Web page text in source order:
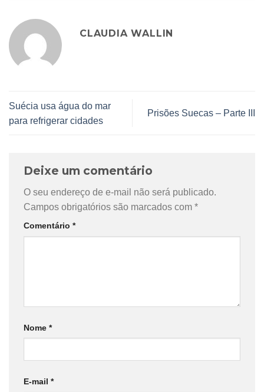
CLAUDIA WALLIN
Suécia usa água do mar
para refrigerar cidades
Prisões Suecas – Parte III
Deixe um comentário
O seu endereço de e-mail não será publicado.
Campos obrigatórios são marcados com *
Comentário *
Nome *
E-mail *